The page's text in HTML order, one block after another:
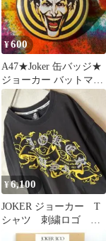
¥600
A47★Joker 缶バッジ★
ジョーカー バットマン
USA雑貨 古着
¥6,100
JOKER ジョーカー T
シャツ 刺繍ロゴ 奇
抜 激レア ビッグサ